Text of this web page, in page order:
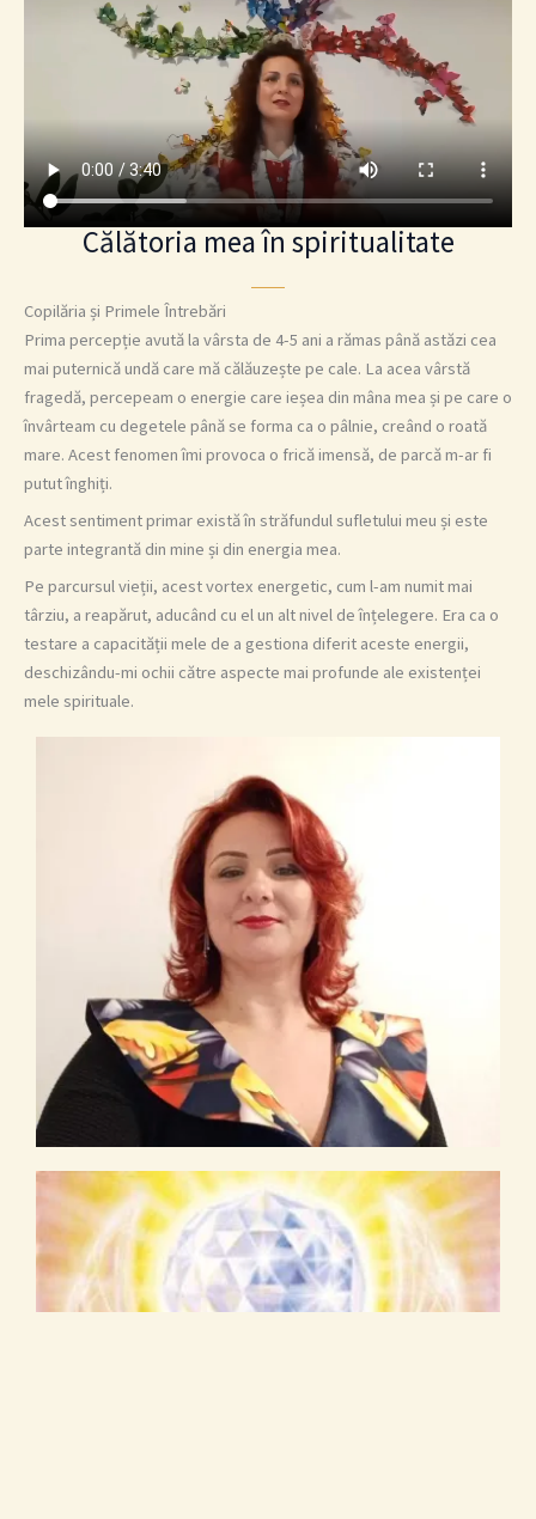
Călătoria mea în spiritualitate
Copilăria și Primele Întrebări
Prima percepție avută la vârsta de 4-5 ani a rămas până astăzi cea
mai puternică undă care mă călăuzește pe cale. La acea vârstă
fragedă, percepeam o energie care ieșea din mâna mea și pe care o
învârteam cu degetele până se forma ca o pâlnie, creând o roată
mare. Acest fenomen îmi provoca o frică imensă, de parcă m-ar fi
putut înghiți.
Acest sentiment primar există în străfundul sufletului meu și este
parte integrantă din mine și din energia mea.
Pe parcursul vieții, acest vortex energetic, cum l-am numit mai
târziu, a reapărut, aducând cu el un alt nivel de înțelegere. Era ca o
testare a capacității mele de a gestiona diferit aceste energii,
deschizându-mi ochii către aspecte mai profunde ale existenței
mele spirituale.